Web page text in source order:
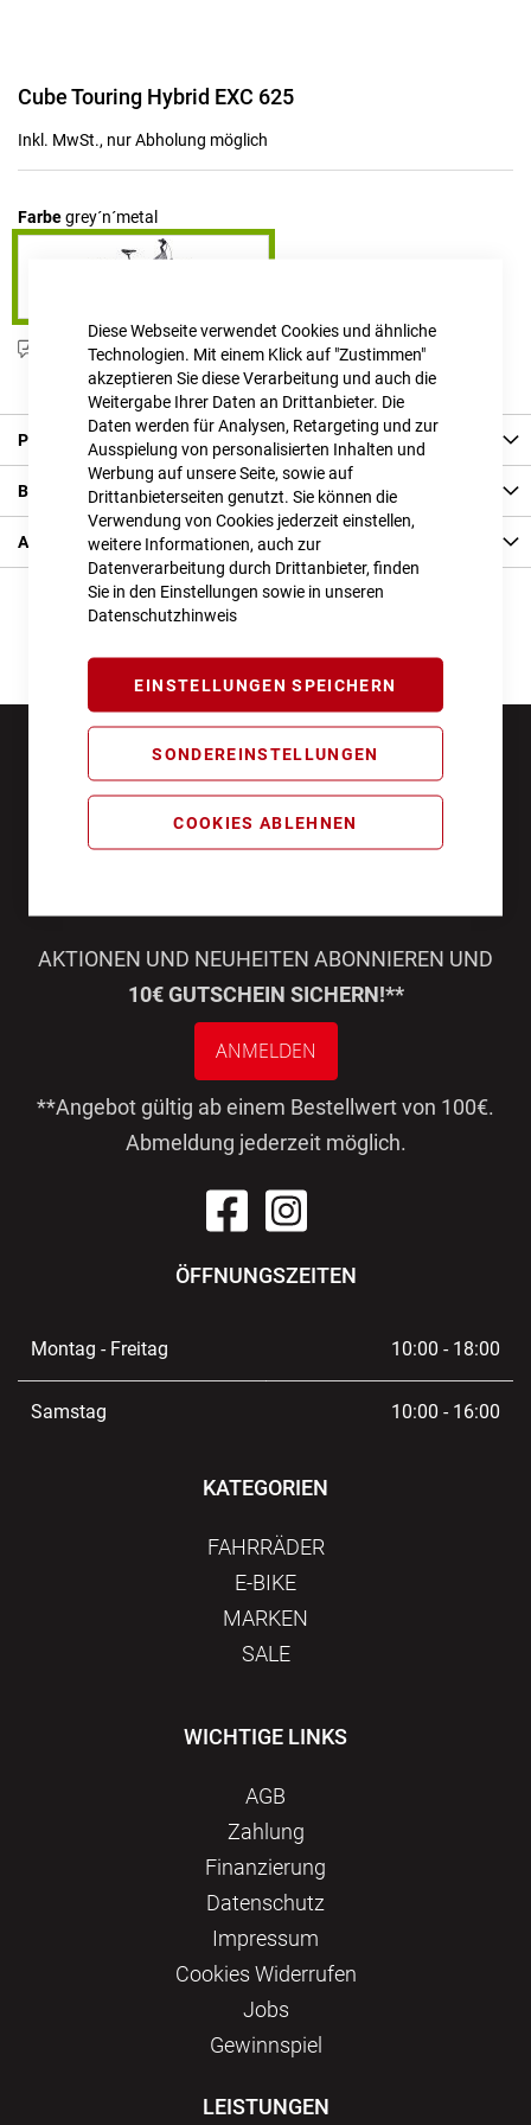
Diese Webseite verwendet Cookies und ähnliche
Technologien. Mit einem Klick auf "Zustimmen"
akzeptieren Sie diese Verarbeitung und auch die
Weitergabe Ihrer Daten an Drittanbieter. Die
Daten werden für Analysen, Retargeting und zur
Ausspielung von personalisierten Inhalten und
Werbung auf unsere Seite, sowie auf
Drittanbieterseiten genutzt. Sie können die
Verwendung von Cookies jederzeit einstellen,
weitere Informationen, auch zur
Datenverarbeitung durch Drittanbieter, finden
Sie in den Einstellungen sowie in unseren
Datenschutzhinweis
EINSTELLUNGEN SPEICHERN
SONDEREINSTELLUNGEN
COOKIES ABLEHNEN
Zum
der
Cube Touring Hybrid EXC 625
Inkl. MwSt., nur Abholung möglich
Farbegrey´n´metal
Produktanfrage stellen
Produkt Details
Bewertungen
Angaben zur Produktsicherheit
AKTIONEN UND NEUHEITEN ABONNIEREN UND
10€ GUTSCHEIN SICHERN!**
ANMELDEN
**Angebot gültig ab einem Bestellwert von 100€.
Abmeldung jederzeit möglich.
ÖFFNUNGSZEITEN
Montag - Freitag 10:00 - 18:00
Samstag 10:00 - 16:00
KATEGORIEN
FAHRRÄDER
E-BIKE
MARKEN
SALE
WICHTIGE LINKS
AGB
Zahlung
Finanzierung
Datenschutz
Impressum
Сookies Widerrufen
Jobs
Gewinnspiel
LEISTUNGEN